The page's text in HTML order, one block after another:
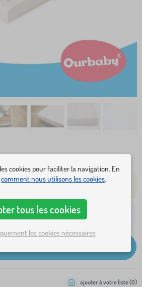
50,90 €
PLUS DE 5 PIÈCES EN STOCK
à partir de:
ajouter à votre liste (0)
cookies pour faciliter la navigation. En
comment nous utilisons les cookies.
tous les cookies
les cookies nécessaires